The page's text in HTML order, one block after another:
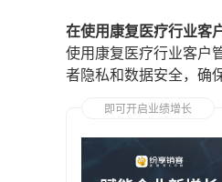
在使用康复医疗行业客
使用康复医疗行业客户
者隐私和数据安全，确
即可开启业绩增长